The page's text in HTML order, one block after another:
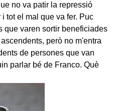
no va patir la repressió
tot el mal que va fer. Puc
que varen sortir beneficiades
però no m'entra
de persones que van
parlar bé de Franco. Què